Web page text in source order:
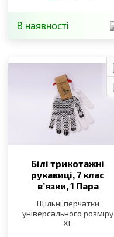
В наявності
Білі трикотажні
рукавиці, 7 клас
в’язки, 1 Пара
Щільні перчатки
універсального розміру
XL